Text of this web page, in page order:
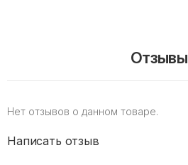
Отзывы
Нет отзывов о данном товаре.
Написать отзыв